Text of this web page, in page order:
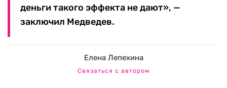
деньги такого эффекта не дают», —
заключил Медведев.
Елена Лепехина
Связаться с автором